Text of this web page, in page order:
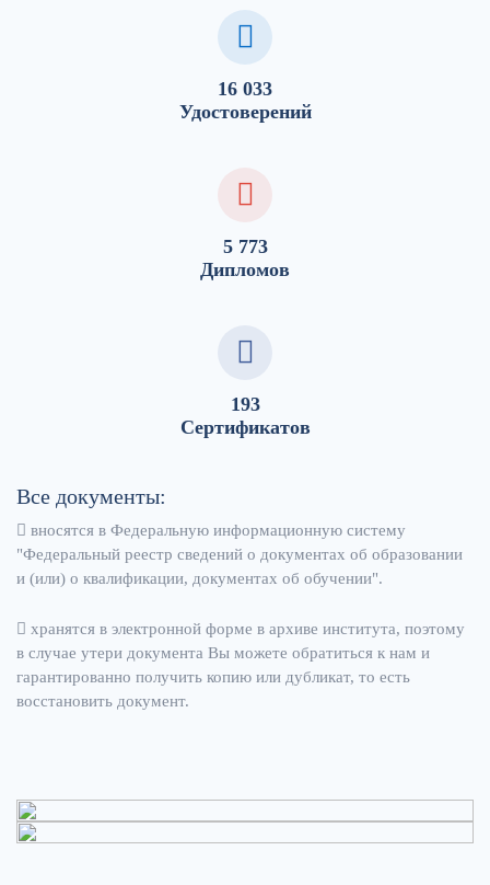
16 033
Удостоверений
5 773
Дипломов
193
Сертификатов
Все документы:
вносятся в Федеральную информационную систему
"Федеральный реестр сведений о документах об образовании
и (или) о квалификации, документах об обучении".
хранятся в электронной форме в архиве института, поэтому
в случае утери документа Вы можете обратиться к нам и
гарантированно получить копию или дубликат, то есть
восстановить документ.